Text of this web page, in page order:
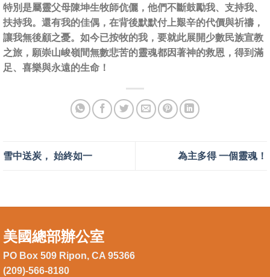
特別是屬靈父母陳坤生牧師伉儷，他們不斷鼓勵我、支持我、
扶持我。還有我的佳偶，在背後默默付上艱辛的代價與祈禱，
讓我無後顧之憂。如今已按牧的我，要就此展開少數民族宣教
之旅，願崇山峻嶺間無數悲苦的靈魂都因著神的救恩，得到滿
足、喜樂與永遠的生命！
雪中送炭， 始終如一 為主多得 一個靈魂！
美國總部辦公室
PO Box 509 Ripon, CA 95366
(209)-566-8180